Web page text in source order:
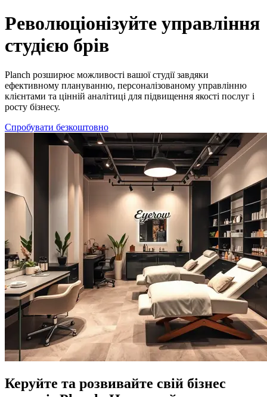
Онлайн-запис і CRM для майстрів брів | Planch для брів-бару
Революціонізуйте управління
студією брів
Planch розширює можливості вашої студії завдяки
ефективному плануванню, персоналізованому управлінню
клієнтами та цінній аналітиці для підвищення якості послуг і
росту бізнесу.
Спробувати безкоштовно
Керуйте та розвивайте свій бізнес